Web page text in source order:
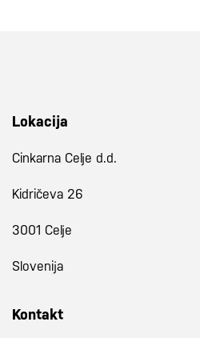
Lokacija
Cinkarna Celje d.d.
Kidričeva 26
3001 Celje
Slovenija
Kontakt